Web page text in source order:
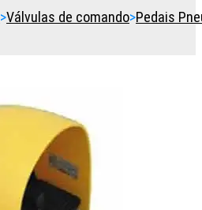
>Válvulas de comando>Pedais